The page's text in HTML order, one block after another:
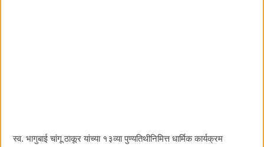
स्व. भागुबाई चांगू ठाकूर यांच्या १३व्या पुण्यतिथीनिमित्त धार्मिक कार्यक्रम